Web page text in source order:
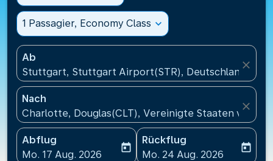
1 Passagier, Economy Class expand_more
Ab
Stuttgart, Stuttgart Airport(STR), Deutschland
close
Nach
Charlotte, Douglas(CLT), Vereinigte Staaten von
close
Abflug
fc-booking-departure-date-aria-label
Mo. 17 Aug. 2026
today
Rückflug
fc-booking-return-date-
Mo. 24 Aug. 2026
today